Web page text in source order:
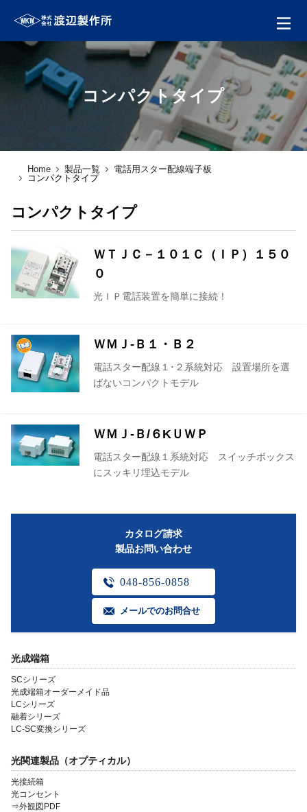
会社案内
コンパクトタイプ
Home 製品一覧
電話用スター配線端子板
コンパクトタイプ
カタログ請求
製品お問い合わせ
048-856-0858
メールでのお問合せ
光成端箱
SCシリーズ
光成端箱オーダーメイド品
LCシリーズ
融着シリーズ
LC-SC変換シリーズ
光関連製品（オプティカル）
光接続箱
光コンセント
⇒外観図PDF
コンパクトタイプ
ＷＴＪＣ－１０１Ｃ（ＩＰ）１５０
０
光ＩＰ電話装置を簡単に接続！
ＷＭＪ-Ｂ１・Ｂ２
電話スター配線１･２系統対応 設置場所を選
ばないコンパクトモデル
ＷＭＪ-Ｂ/６KＵＷＰ
電話スター配線１系統対応 スイッチボックス
にスッキリ埋込モデル